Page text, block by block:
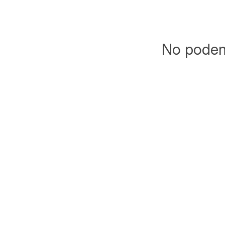
No